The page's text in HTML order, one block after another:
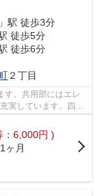
」駅 徒歩3分
徒歩5分
徒歩6分
２丁目
す。共用部にはエレ
実しています。四季
：6,000円 )
1ヶ月